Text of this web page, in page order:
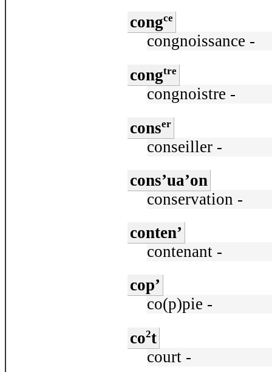
congce
congnoissance -
congtre
congnoistre -
conser
conseiller -
cons’ua’on
conservation -
conten’
contenant -
cop’
co(p)pie -
co2t
court -